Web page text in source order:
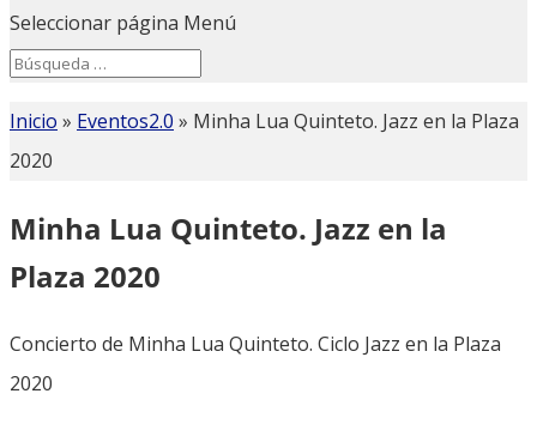
Seleccionar página Menú
Search
for...
Inicio » Eventos2.0 » Minha Lua Quinteto. Jazz en la Plaza
2020
Minha Lua Quinteto. Jazz en la
Plaza 2020
Concierto de Minha Lua Quinteto. Ciclo Jazz en la Plaza
2020